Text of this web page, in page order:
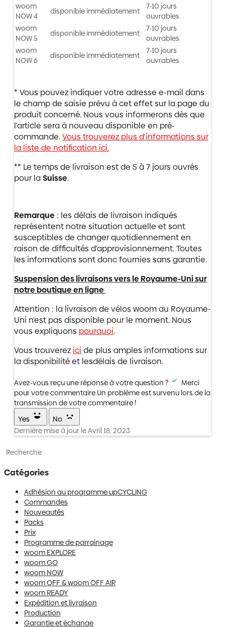
woom
NOW 4
disponible immédiatement
7-10 jours
ouvrables
woom
NOW 5
disponible immédiatement
7-10 jours
ouvrables
woom
NOW 6
disponible immédiatement
7-10 jours
ouvrables
* Vous pouvez indiquer votre adresse e-mail dans
le champ de saisie prévu à cet effet sur la page du
produit concerné. Nous vous informerons dès que
l'article sera à nouveau disponible en pré-
commande.Vous trouverez plus d'informations sur
la liste de notification ici.
** Le temps de livraison est de 5 à 7 jours ouvrés
pour laSuisse.
Remarque : les délais de livraison indiqués
représentent notre situation actuelle et sont
susceptibles de changer quotidiennement en
raison de difficultés d'approvisionnement. Toutes
les informations sont donc fournies sans garantie.
Suspension des livraisons vers le Royaume-Uni sur
notre boutique en ligne
Attention : la livraison de vélos woom au Royaume-
Uni n'est pas disponible pour le moment. Nous
vous expliquons pourquoi.
Vous trouverezici de plus amples informations sur
la disponibilité et lesdélais de livraison.
Avez-vous reçu une réponse à votre question ?
Merci
pour votre commentaire Un problème est survenu lors de la
transmission de votre commentaire !
Yes
No
Dernière mise à jour le Avril 18, 2023
Catégories
Adhésion au programme upCYCLING
Commandes
Nouveautés
Packs
Prix
Programme de parrainage
woom EXPLORE
woom GO
woom NOW
woom OFF & woom OFF AIR
woom READY
Expédition et livraison
Production
Garantie et échange